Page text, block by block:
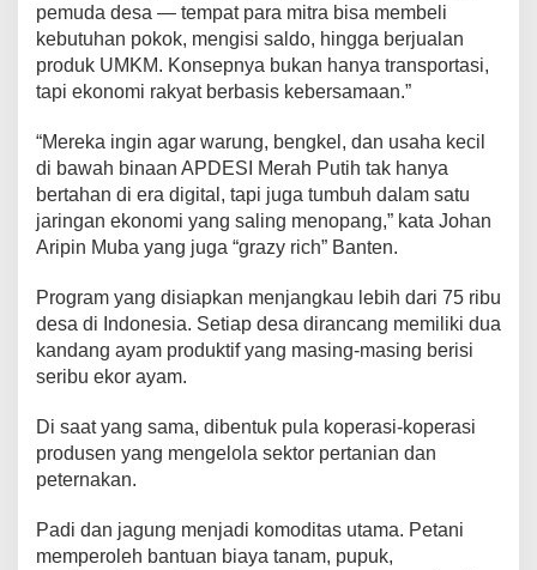
pemuda desa — tempat para mitra bisa membeli
kebutuhan pokok, mengisi saldo, hingga berjualan
produk UMKM. Konsepnya bukan hanya transportasi,
tapi ekonomi rakyat berbasis kebersamaan.”
“Mereka ingin agar warung, bengkel, dan usaha kecil
di bawah binaan APDESI Merah Putih tak hanya
bertahan di era digital, tapi juga tumbuh dalam satu
jaringan ekonomi yang saling menopang,” kata Johan
Aripin Muba yang juga “grazy rich” Banten.
Program yang disiapkan menjangkau lebih dari 75 ribu
desa di Indonesia. Setiap desa dirancang memiliki dua
kandang ayam produktif yang masing-masing berisi
seribu ekor ayam.
Di saat yang sama, dibentuk pula koperasi-koperasi
produsen yang mengelola sektor pertanian dan
peternakan.
Padi dan jagung menjadi komoditas utama. Petani
memperoleh bantuan biaya tanam, pupuk,